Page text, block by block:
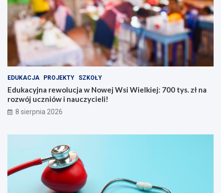
e
a
t
e
n
d
w
o
d
EDUKACJA PROJEKTY SZKOŁY
Edukacyjna rewolucja w Nowej Wsi Wielkiej: 700 tys. zł na
rozwój uczniów i nauczycieli!
8 sierpnia 2026